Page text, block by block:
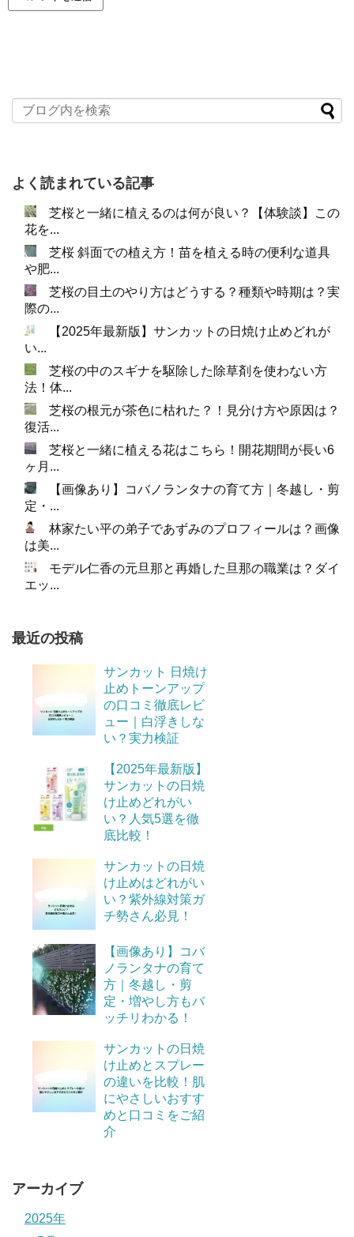
よく読まれている記事
芝桜と一緒に植えるのは何が良い？【体験談】この
花を...
芝桜 斜面での植え方！苗を植える時の便利な道具
や肥...
芝桜の目土のやり方はどうする？種類や時期は？実
際の...
【2025年最新版】サンカットの日焼け止めどれが
い...
芝桜の中のスギナを駆除した除草剤を使わない方
法！体...
芝桜の根元が茶色に枯れた？！見分け方や原因は？
復活...
芝桜と一緒に植える花はこちら！開花期間が長い6
ヶ月...
【画像あり】コバノランタナの育て方｜冬越し・剪
定・...
林家たい平の弟子であずみのプロフィールは？画像
は美...
モデル仁香の元旦那と再婚した旦那の職業は？ダイ
エッ...
最近の投稿
サンカット 日焼け
止めトーンアップ
の口コミ徹底レビ
ュー｜白浮きしな
い？実力検証
【2025年最新版】
サンカットの日焼
け止めどれがい
い？人気5選を徹
底比較！
サンカットの日焼
け止めはどれがい
い？紫外線対策ガ
チ勢さん必見！
【画像あり】コバ
ノランタナの育て
方｜冬越し・剪
定・増やし方もバ
ッチリわかる！
サンカットの日焼
け止めとスプレー
の違いを比較！肌
にやさしいおすす
めと口コミをご紹
介
アーカイブ
2025年